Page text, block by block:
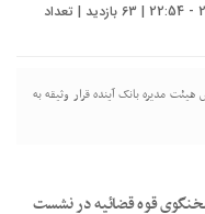
شناسه خبر : 161227 | تاریخ انتشار : 18 نوامبر 2025 - 22:54 | 63 بازدید | تعداد
مدیره بانک آینده قرار وثیقه به
قوه قضائیه در نشست